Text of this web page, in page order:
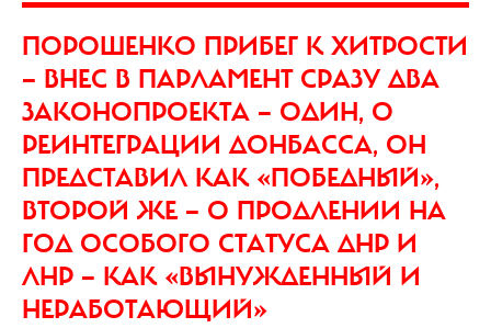
ПОРОШЕНКО ПРИБЕГ К ХИТРОСТИ
— ВНЕС В ПАРЛАМЕНТ СРАЗУ ДВА
ЗАКОНОПРОЕКТА — ОДИН, О
РЕИНТЕГРАЦИИ ДОНБАССА, ОН
ПРЕДСТАВИЛ КАК «ПОБЕДНЫЙ»,
ВТОРОЙ ЖЕ — О ПРОДЛЕНИИ НА
ГОД ОСОБОГО СТАТУСА ДНР И
ЛНР — КАК «ВЫНУЖДЕННЫЙ И
НЕРАБОТАЮЩИЙ»